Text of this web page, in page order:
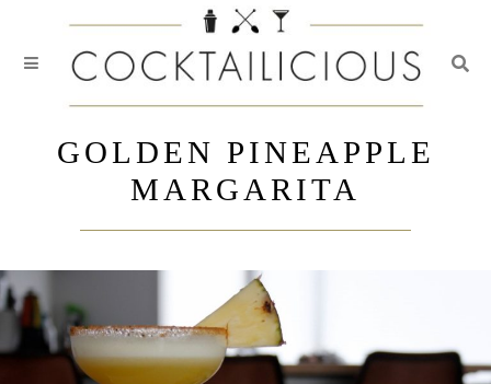
GOLDEN PINEAPPLE
MARGARITA